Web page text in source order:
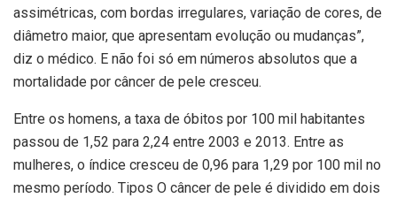
assimétricas, com bordas irregulares, variação de cores, de
diâmetro maior, que apresentam evolução ou mudanças”,
diz o médico. E não foi só em números absolutos que a
mortalidade por câncer de pele cresceu.
Entre os homens, a taxa de óbitos por 100 mil habitantes
passou de 1,52 para 2,24 entre 2003 e 2013. Entre as
mulheres, o índice cresceu de 0,96 para 1,29 por 100 mil no
mesmo período. Tipos O câncer de pele é dividido em dois